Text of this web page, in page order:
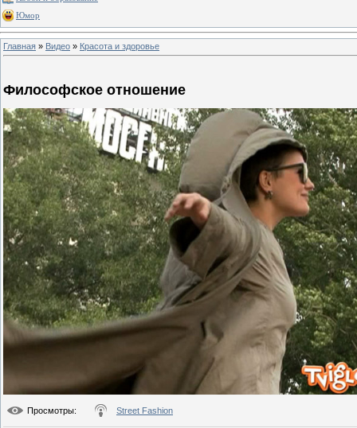
Юмор
Главная » Видео » Красота и здоровье
Философское отношение
Просмотры: Street Fashion